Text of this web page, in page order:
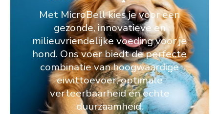
Met MicroBell kies je voor een
gezonde, innovatieve en
milieuvriendelijke voeding voor je
hond. Ons voer biedt de perfecte
combinatie van hoogwaardige
eiwittoevoer, optimale
verteerbaarheid en echte
duurzaamheid.